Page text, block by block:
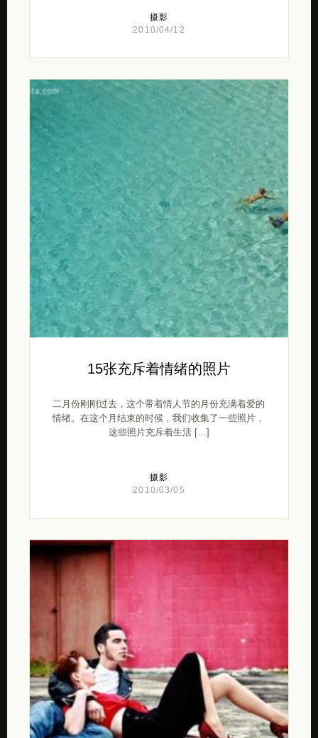
摄影
2010/04/12
15张充斥着情绪的照片
二月份刚刚过去，这个带着情人节的月份充满着爱的
情绪。在这个月结束的时候，我们收集了一些照片，
这些照片充斥着生活 […]
摄影
2010/03/05